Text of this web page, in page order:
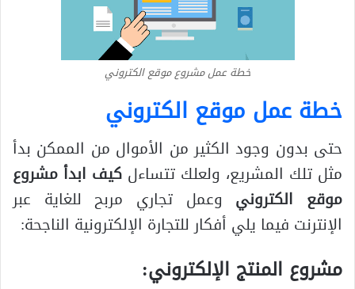
خطة عمل مشروع موقع الكتروني
خطة عمل موقع الكتروني
حتى بدون وجود الكثير من الأموال من الممكن بدأ
مثل تلك المشريع، ولعلك تتساءل كيف ابدأ مشروع
موقع الكتروني وعمل تجاري مربح للغاية عبر
الإنترنت فيما يلي أفكار للتجارة الإلكترونية الناجحة:
مشروع المنتج الإلكتروني: